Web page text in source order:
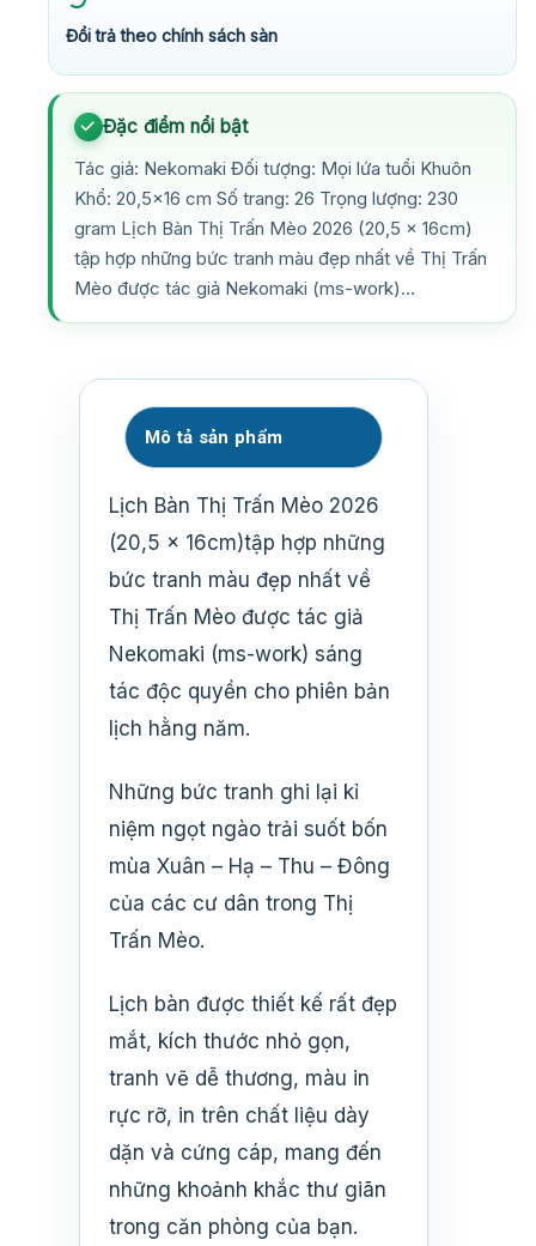
Đổi trả theo chính sách sàn
Đặc điểm nổi bật
Tác giả: Nekomaki Đối tượng: Mọi lứa tuổi Khuôn
Khổ: 20,5×16 cm Số trang: 26 Trọng lượng: 230
gram Lịch Bàn Thị Trấn Mèo 2026 (20,5 x 16cm)
tập hợp những bức tranh màu đẹp nhất về Thị Trấn
Mèo được tác giả Nekomaki (ms-work)…
Mô tả sản phẩm
Lịch Bàn Thị Trấn Mèo 2026
(20,5 x 16cm)tập hợp những
bức tranh màu đẹp nhất về
Thị Trấn Mèo được tác giả
Nekomaki (ms-work) sáng
tác độc quyền cho phiên bản
lịch hằng năm.
Những bức tranh ghi lại kỉ
niệm ngọt ngào trải suốt bốn
mùa Xuân – Hạ – Thu – Đông
của các cư dân trong Thị
Trấn Mèo.
Lịch bàn được thiết kế rất đẹp
mắt, kích thước nhỏ gọn,
tranh vẽ dễ thương, màu in
rực rỡ, in trên chất liệu dày
dặn và cứng cáp, mang đến
những khoảnh khắc thư giãn
trong căn phòng của bạn.